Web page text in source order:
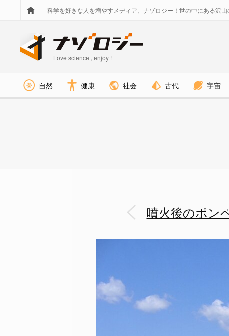
科学を好きな人を増やすメディア、ナゾロジー！世の中にある沢山
Love science , enjoy !
自然 健康 社会 古代 宇宙
噴火後のポン